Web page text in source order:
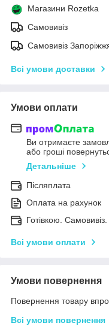
Магазини Rozetka
Самовивіз
Самовивіз
Всі умови доставки
Умови оплати
Ви отримаєте
або гроші
Детальніше
Післяплата
Оплата на рахунок
Готівкою.
Всі умови оплати
Умови повернення
Повернення товару
Всі умови повернення